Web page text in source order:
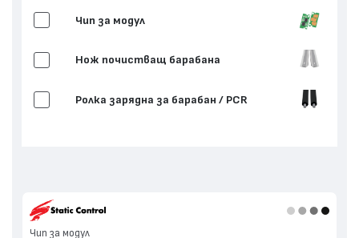
Чип за модул
Нож почистващ барабана
Ролка зарядна за барабан / PCR
Чип за модул